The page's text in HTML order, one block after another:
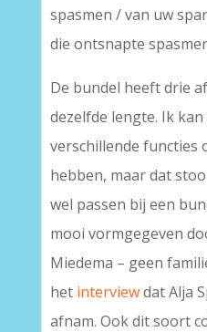
spasmen / van uw
die ontsnapte
De bundel heeft drie
dezelfde lengte. Ik
verschillende functies
hebben, maar dat
wel passen bij een
mooi vormgegeven
Miedema – geen
hetinterviewdat Alja
afnam. Ook dit soort